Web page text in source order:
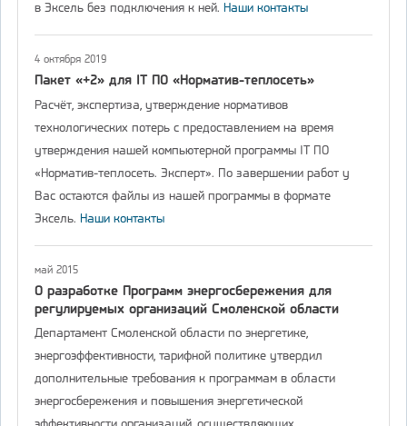
в Эксель без подключения к ней. Наши контакты
4 октября 2019
Пакет «+2» для IT ПО «Норматив-теплосеть»
Расчёт, экспертиза, утверждение нормативов
технологических потерь с предоставлением на время
утверждения нашей компьютерной программы IT ПО
«Норматив-теплосеть. Эксперт». По завершении работ у
Вас остаются файлы из нашей программы в формате
Эксель. Наши контакты
май 2015
О разработке Программ энергосбережения для
регулируемых организаций Смоленской области
Департамент Смоленской области по энергетике,
энергоэффективности, тарифной политике утвердил
дополнительные требования к программам в области
энергосбережения и повышения энергетической